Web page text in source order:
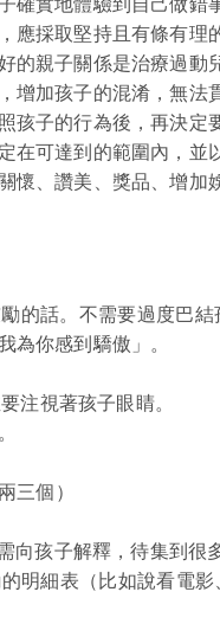
確實地體驗到自己做錯
應採取堅持且有條有理
親子關係是治療過動
加孩子的混淆，無法
子的行為後，再決定
在可達到的範圍內，並
、讚美、獎品、增加
的話。不需要過度巴
為你感到驕傲」。
注視著孩子眼睛。
三個）
孩子解釋，待集到很
明細表（比如說看電